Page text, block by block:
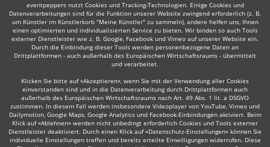
eventpeppers nutzt Cookies und Tracking-Technologien. Einige Cookies und
Datenverarbeitungen sind für die Funktion unserer Website zwingend erforderlich (z. B.
um Künstler im Künstlerkorb "Meine Künstler" zu sammeln), andere helfen uns, Ihnen
einen optimierten und individualisierten Service zu bieten. Wir binden so auch Tools
externer Dienstleister wie z. B. Google, Facebook und Vimeo auf unserer Website ein.
Durch die Einbindung dieser Tools werden personenbezogene Daten an
Drittplattformen - auch außerhalb des Europäischen Wirtschaftsraums - übermittelt
und verarbeitet.
Klicken Sie bitte auf «Akzeptieren», wenn Sie mit der Verwendung aller Cookies
einverstanden sind und in die Datenverarbeitung durch Drittplattformen auch
außerhalb des Europäischen Wirtschaftsraums nach Art. 49 Abs. 1 lit. a DSGVO
zustimmen. In diesem Fall werden insbesondere Videoplayer von YouTube, Vimeo und
Dailymotion, Google Maps, Google Analytics und Facebook-Einbindungen aktiviert. Beim
Klick auf «Ablehnen» werden nicht unbedingt erforderlich Cookies und Tools externer
Dienstleister deaktiviert. Durch einen Klick auf «Datenschutz-Einstellungen» können Sie
individuelle Einstellungen treffen und bereits erteilte Einwilligungen widerrufen. Diese